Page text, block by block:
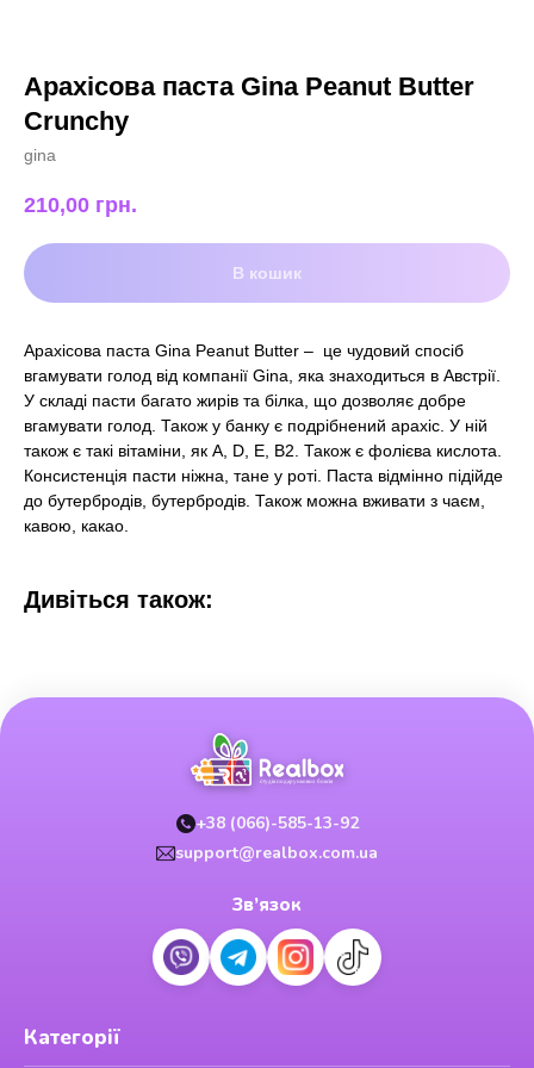
Арахісова паста Gina Peanut Butter
Crunchy
gina
210,00 грн.
В кошик
Арахісова паста Gina Peanut Butter – це чудовий спосіб
вгамувати голод від компанії Gina, яка знаходиться в Австрії.
У складі пасти багато жирів та білка, що дозволяє добре
вгамувати голод. Також у банку є подрібнений арахіс. У ній
також є такі вітаміни, як А, D, E, B2. Також є фолієва кислота.
Консистенція пасти ніжна, тане у роті. Паста відмінно підійде
до бутербродів, бутербродів. Також можна вживати з чаєм,
кавою, какао.
Дивіться також:
+38 (066)-585-13-92
support@realbox.com.ua
Зв’язок
Категорії